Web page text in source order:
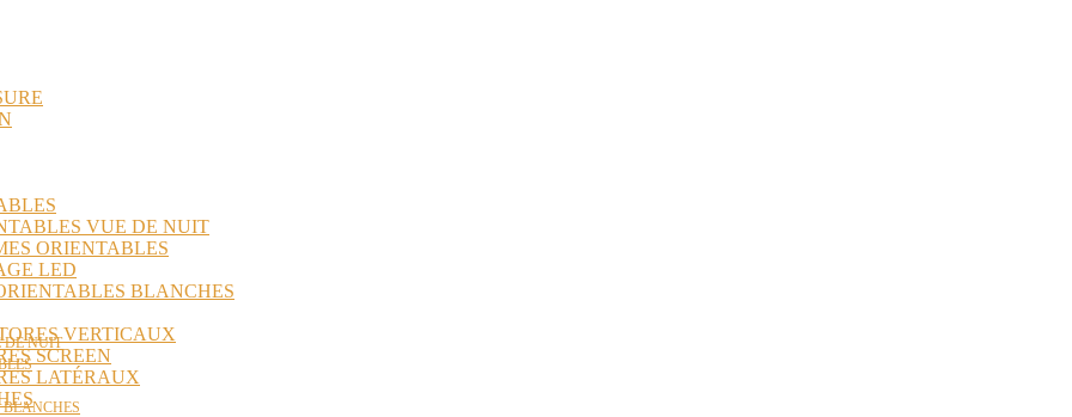
DE NUIT
VUE DE NUIT
ORIENTABLES
LED
BLANCHES
VERTICAUX
SCREEN
LATÉRAUX